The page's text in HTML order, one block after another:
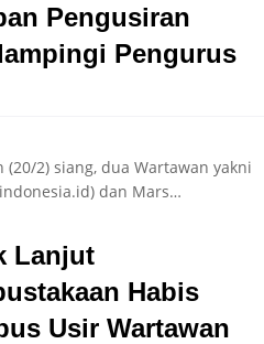
Pengusiran
Pengurus
2) siang, dua Wartawan yakni
dan Mars…
Lanjut
Habis
Usir Wartawan